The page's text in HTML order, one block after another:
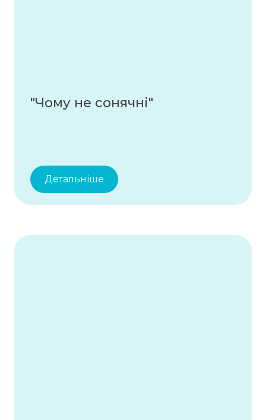
"Чому не сонячні"
Детальніше